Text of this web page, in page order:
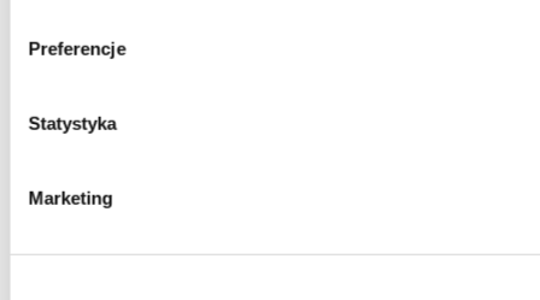
Preferencje
Statystyka
Marketing